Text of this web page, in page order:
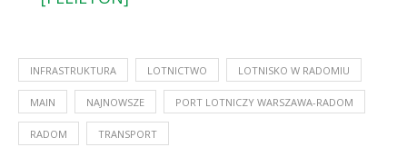
INFRASTRUKTURA LOTNICTWO LOTNISKO W RADOMIU
MAIN NAJNOWSZE PORT LOTNICZY WARSZAWA-RADOM
RADOM TRANSPORT